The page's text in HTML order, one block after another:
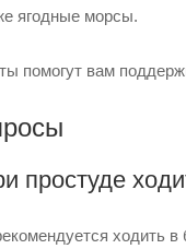
ягодные морсы.
помогут вам
простуде
ходить